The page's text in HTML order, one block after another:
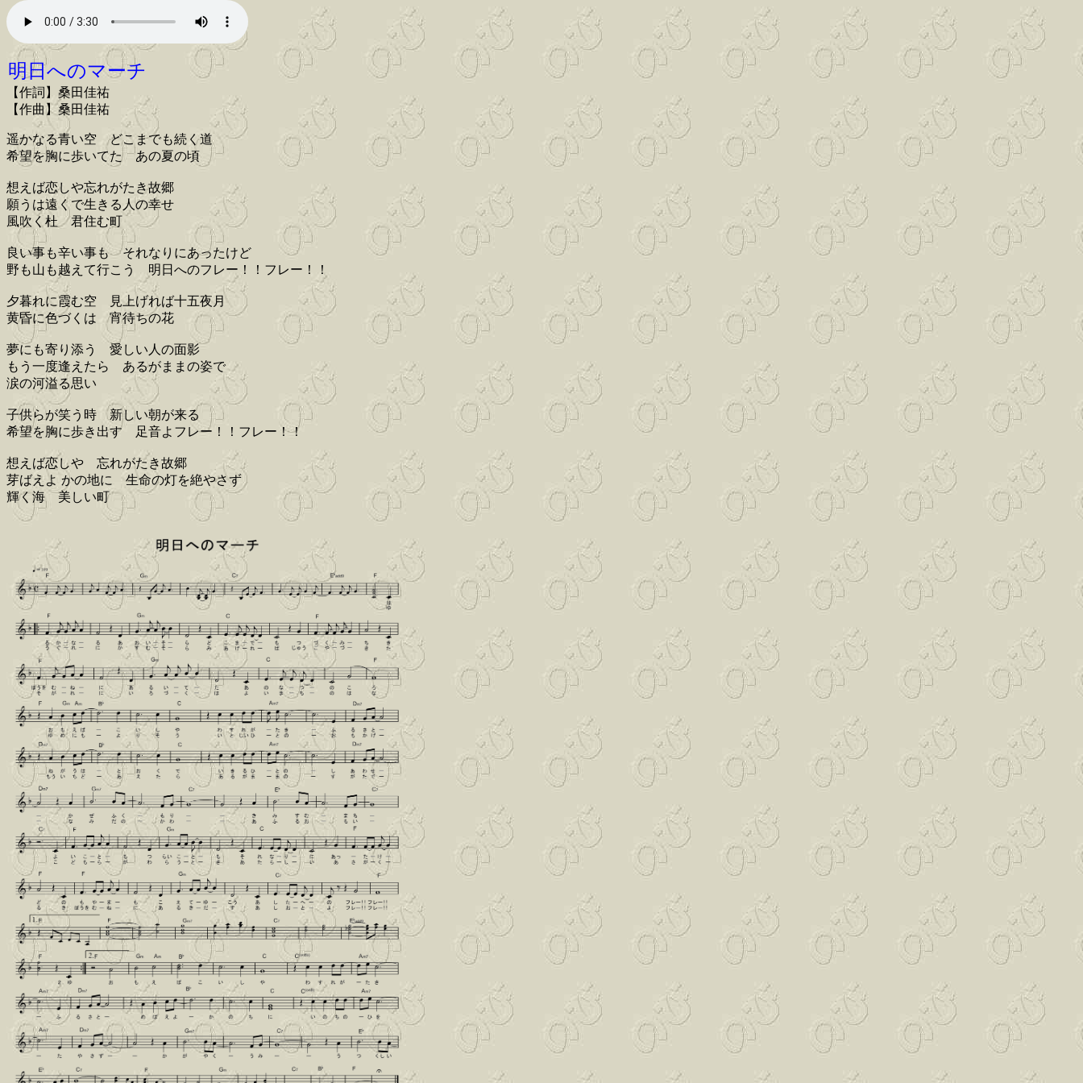
明日へのマーチ
【作詞】桑田佳祐
【作曲】桑田佳祐
遥かなる青い空 どこまでも続く道
希望を胸に歩いてた あの夏の頃
想えば恋しや忘れがたき故郷
願うは遠くで生きる人の幸せ
風吹く杜 君住む町
良い事も辛い事も それなりにあったけど
野も山も越えて行こう 明日へのフレー！！フレー！！
夕暮れに霞む空 見上げれば十五夜月
黄昏に色づくは 宵待ちの花
夢にも寄り添う 愛しい人の面影
もう一度逢えたら あるがままの姿で
涙の河溢る思い
子供らが笑う時 新しい朝が来る
希望を胸に歩き出す 足音よフレー！！フレー！！
想えば恋しや 忘れがたき故郷
芽ばえよ かの地に 生命の灯を絶やさず
輝く海 美しい町